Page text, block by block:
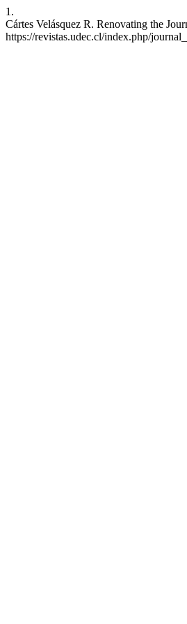
1.
Cártes Velásquez R. Renovating the
https://revistas.udec.cl/index.php/